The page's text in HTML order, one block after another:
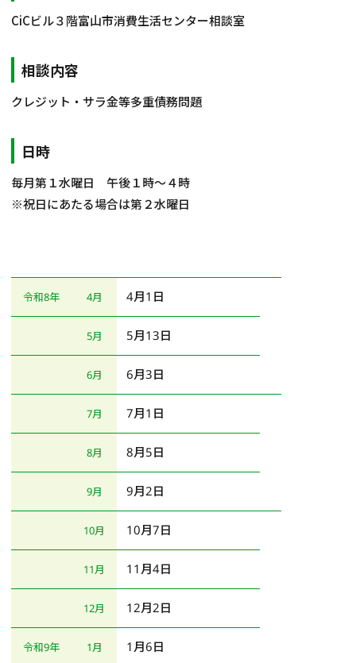
CiCビル３階富山市消費生活センター相談室
相談内容
クレジット・サラ金等多重債務問題
日時
毎月第１水曜日 午後１時～４時
※祝日にあたる場合は第２水曜日
令和8年 4月 4月1日
5月 5月13日
6月 6月3日
7月 7月1日
8月 8月5日
9月 9月2日
10月 10月7日
11月 11月4日
12月 12月2日
令和9年 1月 1月6日